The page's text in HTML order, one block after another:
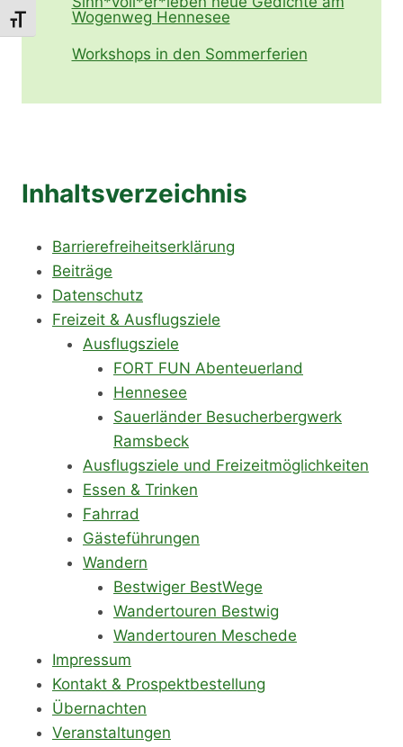
Schrift vergrößernWogenweg Hennesee
Workshops in den Sommerferien
Inhaltsverzeichnis
Barrierefreiheitserklärung
Beiträge
Datenschutz
Freizeit & Ausflugsziele
Ausflugsziele
FORT FUN Abenteuerland
Hennesee
Sauerländer Besucherbergwerk
Ramsbeck
Ausflugsziele und Freizeitmöglichkeiten
Essen & Trinken
Fahrrad
Gästeführungen
Wandern
Bestwiger BestWege
Wandertouren Bestwig
Wandertouren Meschede
Impressum
Kontakt & Prospektbestellung
Übernachten
Veranstaltungen